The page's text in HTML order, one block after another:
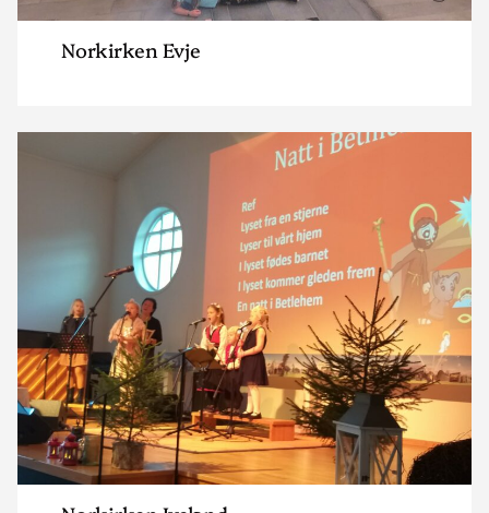
Norkirken Evje
Read
article
"Norkirken
Iveland"